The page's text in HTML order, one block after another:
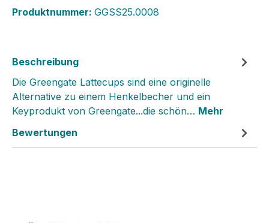
Produktnummer: GGSS25.0008
Beschreibung
Die Greengate Lattecups sind eine originelle
Alternative zu einem Henkelbecher und ein
Keyprodukt von Greengate...die schön… Mehr
Bewertungen